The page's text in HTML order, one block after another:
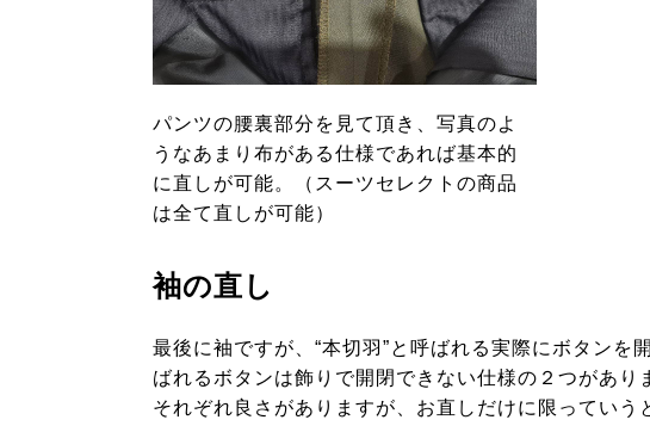
パンツの腰裏部分を見て頂き、写真のよ
うなあまり布がある仕様であれば基本的
に直しが可能。（スーツセレクトの商品
は全て直しが可能）
袖の直し
最後に袖ですが、“本切羽”と呼ばれる実際にボタンを
ばれるボタンは飾りで開閉できない仕様の２つがあり
それぞれ良さがありますが、お直しだけに限っていう